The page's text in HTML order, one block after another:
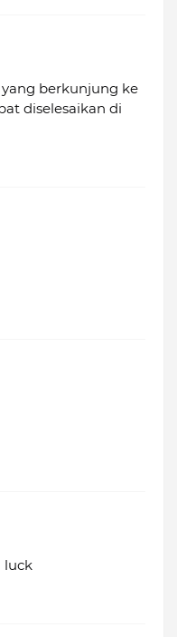
berkunjung ke
diselesaikan di
luck